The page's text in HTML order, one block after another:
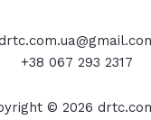
+38 067 293 2317
© 2026